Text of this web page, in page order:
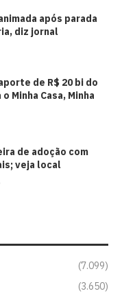
após parada
diz jornal
de R$ 20 bi do
Minha Casa, Minha
de adoção com
veja local
(7.099)
(3.650)